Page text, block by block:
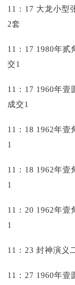
11：17 大龙小型
2套
11：17 1980年贰
交1
11：17 1960年壹
成交1
11：18 1962年壹
1
11：18 1962年壹
1
11：20 1962年壹
1
11：23 封神演义
11：27 1960年壹